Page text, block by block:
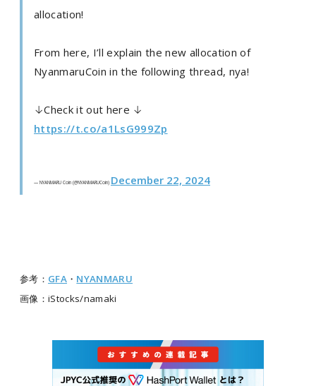
allocation!
From here, I’ll explain the new allocation of
NyanmaruCoin in the following thread, nya!
↓Check it out here ↓
https://t.co/a1LsG999Zp
— NYANMARU Coin (@NYANMARUCoin) December 22, 2024
参考： GFA ・ NYANMARU
画像：iStocks/namaki